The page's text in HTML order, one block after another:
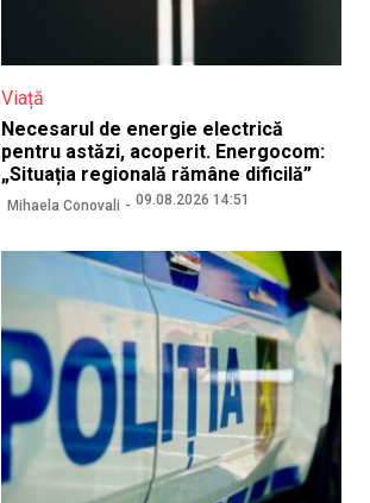
Viață
Necesarul de energie electrică
pentru astăzi, acoperit. Energocom:
„Situația regională rămâne dificilă”
Mihaela Conovali 09.08.2026 14:51